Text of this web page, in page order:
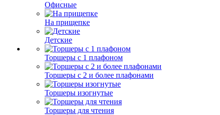
Офисные
На прищепке
Детские
Торшеры с 1 плафоном
Торшеры с 2 и более плафонами
Торшеры изогнутые
Торшеры для чтения